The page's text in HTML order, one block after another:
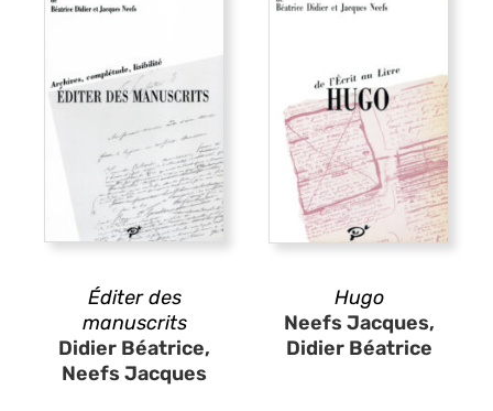
Éditer des
manuscrits
Didier Béatrice,
Neefs Jacques
Hugo
Neefs Jacques,
Didier Béatrice